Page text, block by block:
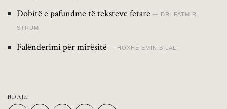
Dobitë e pafundme të teksteve fetare DR. FATMIR
STRUMI
Falënderimi për mirësitë HOXHË EMIN BILALI
NDAJE